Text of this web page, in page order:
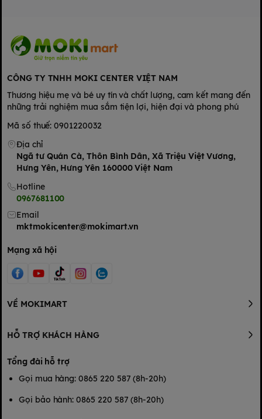
CÔNG TY TNHH MOKI CENTER VIỆT NAM
Thương hiệu mẹ và bé uy tín và chất lượng, cam kết mang đến
những trải nghiệm mua sắm tiện lợi, hiện đại và phong phú
Mã số thuế: 0901220032
Địa chỉ
Ngã tư Quán Cà, Thôn Bình Dân, Xã Triệu Việt Vương,
Hưng Yên, Hưng Yên 160000 Việt Nam
Hotline
0967681100
Email
mktmokicenter@mokimart.vn
Mạng xã hội
VỀ MOKIMART
HỖ TRỢ KHÁCH HÀNG
Tổng đài hỗ trợ
Gọi mua hàng: 0865 220 587 (8h-20h)
Gọi bảo hành: 0865 220 587 (8h-20h)